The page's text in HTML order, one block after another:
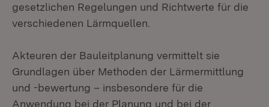
gesetzlichen Regelungen und Richtwerte für die
verschiedenen Lärmquellen.
Akteuren der Bauleitplanung vermittelt sie
Grundlagen über Methoden der Lärmermittlung
und -bewertung – insbesondere für die
Anwendung bei der Planung und bei der